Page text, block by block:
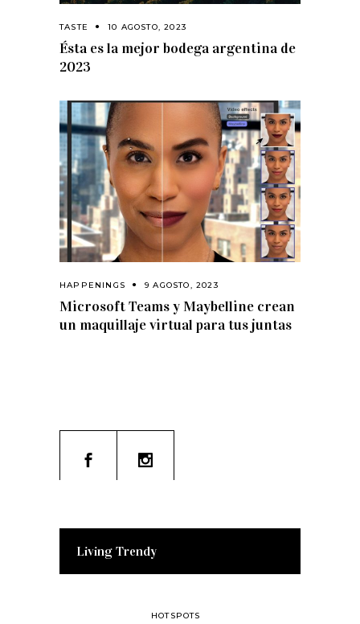
TASTE 10 AGOSTO, 2023
Ésta es la mejor bodega argentina de
2023
HAPPENINGS 9 AGOSTO, 2023
Microsoft Teams y Maybelline crean
un maquillaje virtual para tus juntas
Living Trendy
HOTSPOTS